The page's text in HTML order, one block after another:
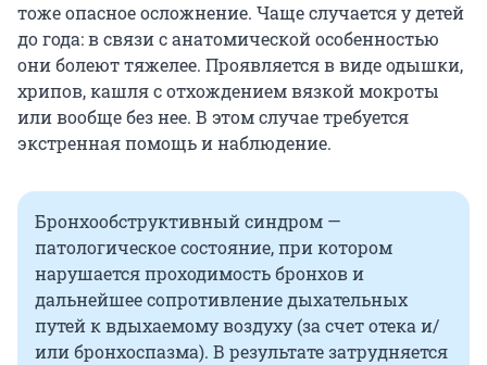
тоже опасное осложнение. Чаще случается у детей
до года: в связи с анатомической особенностью
они болеют тяжелее. Проявляется в виде одышки,
хрипов, кашля с отхождением вязкой мокроты
или вообще без нее. В этом случае требуется
экстренная помощь и наблюдение.
Бронхообструктивный синдром —
патологическое состояние, при котором
нарушается проходимость бронхов и
дальнейшее сопротивление дыхательных
путей к вдыхаемому воздуху (за счет отека и/
или бронхоспазма). В результате затрудняется